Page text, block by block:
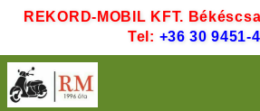
REKORD-MOBIL KFT.
Tel: +36 30 9451-